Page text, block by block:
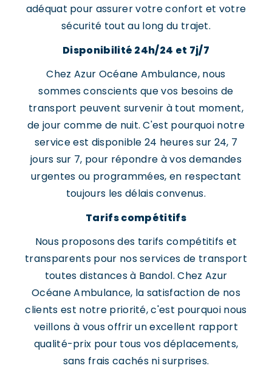
adéquat pour assurer votre confort et votre
sécurité tout au long du trajet.
Disponibilité 24h/24 et 7j/7
Chez Azur Océane Ambulance, nous
sommes conscients que vos besoins de
transport peuvent survenir à tout moment,
de jour comme de nuit. C'est pourquoi notre
service est disponible 24 heures sur 24, 7
jours sur 7, pour répondre à vos demandes
urgentes ou programmées, en respectant
toujours les délais convenus.
Tarifs compétitifs
Nous proposons des tarifs compétitifs et
transparents pour nos services de transport
toutes distances à Bandol. Chez Azur
Océane Ambulance, la satisfaction de nos
clients est notre priorité, c'est pourquoi nous
veillons à vous offrir un excellent rapport
qualité-prix pour tous vos déplacements,
sans frais cachés ni surprises.